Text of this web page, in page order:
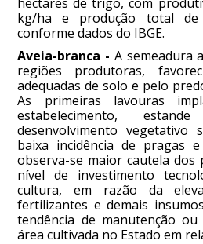
kg/ha e produção total de
conforme dados do IBGE.
Aveia-branca - A semeadura
regiões produtoras,
adequadas de solo e pelo
As primeiras lavouras
estabelecimento,
desenvolvimento vegetativo
baixa incidência de pragas
observa-se maior cautela
nível de investimento
cultura, em razão da
fertilizantes e demais
tendência de manutenção ou
área cultivada no Estado em